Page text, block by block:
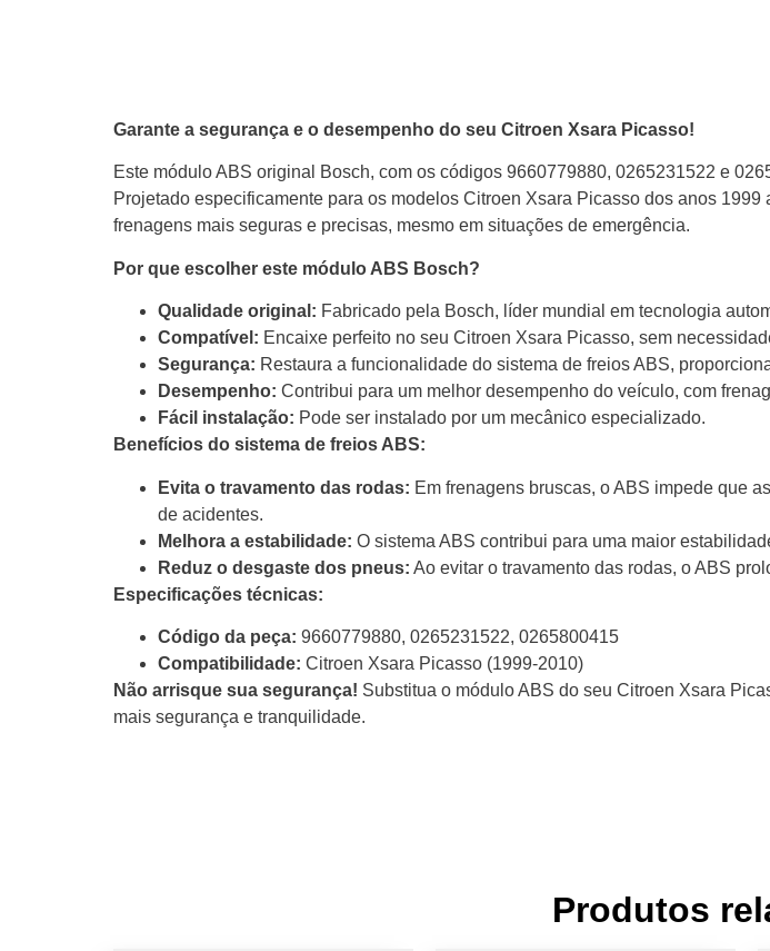
Garante a segurança e o desempenho do seu Citroen Xsara Picasso!
Este módulo ABS original Bosch, com os códigos 9660779880, 0265231522 e
Projetado especificamente para os modelos Citroen Xsara Picasso dos anos
frenagens mais seguras e precisas, mesmo em situações de emergência.
Por que escolher este módulo ABS Bosch?
Qualidade original: Fabricado pela Bosch, líder mundial em tecnologia
Compatível: Encaixe perfeito no seu Citroen Xsara Picasso, sem
Segurança: Restaura a funcionalidade do sistema de freios ABS,
Desempenho: Contribui para um melhor desempenho do veículo, com
Fácil instalação: Pode ser instalado por um mecânico especializado.
Benefícios do sistema de freios ABS:
Evita o travamento das rodas: Em frenagens bruscas, o ABS impede que
de acidentes.
Melhora a estabilidade: O sistema ABS contribui para uma maior
Reduz o desgaste dos pneus: Ao evitar o travamento das rodas, o ABS
Especificações técnicas:
Código da peça: 9660779880, 0265231522, 0265800415
Compatibilidade: Citroen Xsara Picasso (1999-2010)
Não arrisque sua segurança! Substitua o módulo ABS do seu Citroen Xsara
mais segurança e tranquilidade.
Produtos